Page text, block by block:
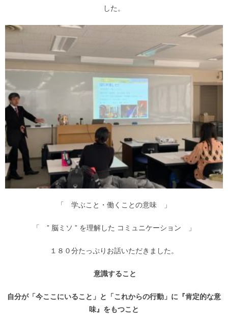
した。
「 学ぶこと・働くことの意味 」
「 ” 脳ミソ ” を理解した コミュニケーション 」
１８０分たっぷりお話いただきました。
意識すること
自分が「今ここにいること」と「これからの行動」に『肯定的な意
味』をもつこと